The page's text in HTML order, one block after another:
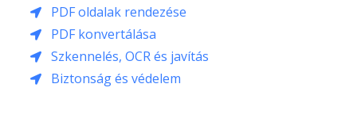
PDF oldalak rendezése
PDF konvertálása
Szkennelés, OCR és javítás
Biztonság és védelem